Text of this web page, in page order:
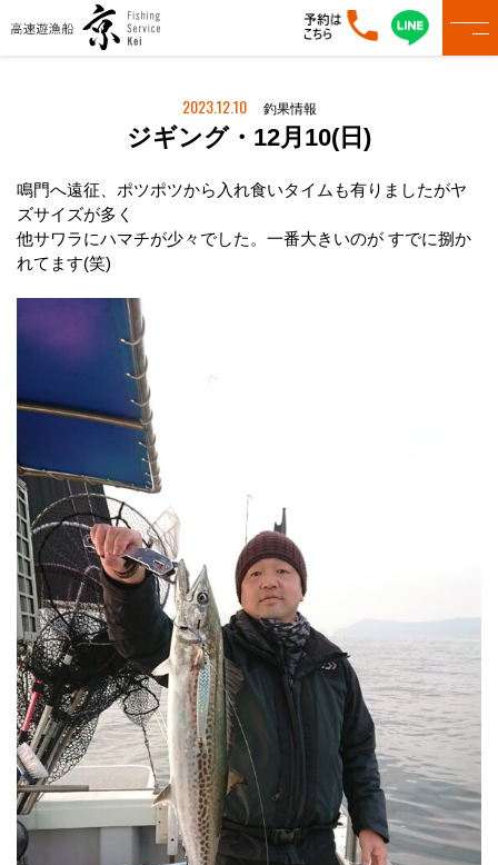
2023.12.10 釣果情報
ジギング・12月10(日)
鳴門へ遠征、ポツポツから入れ食いタイムも有りましたがヤ
ズサイズが多く
他サワラにハマチが少々でした。一番大きいのが すでに捌か
れてます(笑)